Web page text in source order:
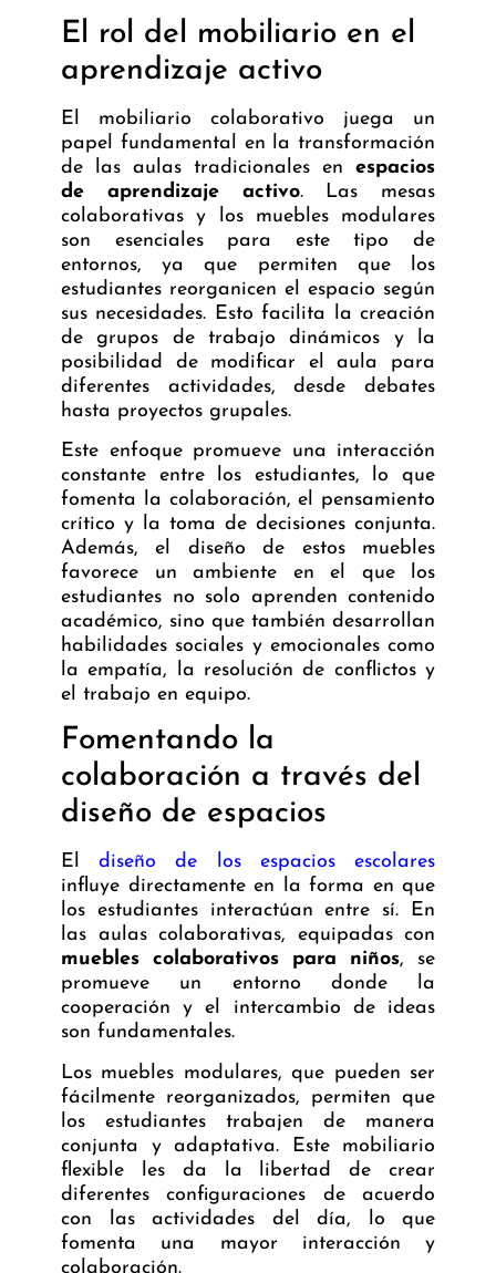
El rol del mobiliario en el
aprendizaje activo
El mobiliario colaborativo juega un
papel fundamental en la transformación
de las aulas tradicionales en espacios
de aprendizaje activo. Las mesas
colaborativas y los muebles modulares
son esenciales para este tipo de
entornos, ya que permiten que los
estudiantes reorganicen el espacio según
sus necesidades. Esto facilita la creación
de grupos de trabajo dinámicos y la
posibilidad de modificar el aula para
diferentes actividades, desde debates
hasta proyectos grupales.
Este enfoque promueve una interacción
constante entre los estudiantes, lo que
fomenta la colaboración, el pensamiento
crítico y la toma de decisiones conjunta.
Además, el diseño de estos muebles
favorece un ambiente en el que los
estudiantes no solo aprenden contenido
académico, sino que también desarrollan
habilidades sociales y emocionales como
la empatía, la resolución de conflictos y
el trabajo en equipo.
Fomentando la
colaboración a través del
diseño de espacios
Eldiseño de los espacios escolares
influye directamente en la forma en que
los estudiantes interactúan entre sí. En
las aulas colaborativas, equipadas con
muebles colaborativos para niños, se
promueve un entorno donde la
cooperación y el intercambio de ideas
son fundamentales.
Los muebles modulares, que pueden ser
fácilmente reorganizados, permiten que
los estudiantes trabajen de manera
conjunta y adaptativa. Este mobiliario
flexible les da la libertad de crear
diferentes configuraciones de acuerdo
con las actividades del día, lo que
fomenta una mayor interacción y
colaboración.